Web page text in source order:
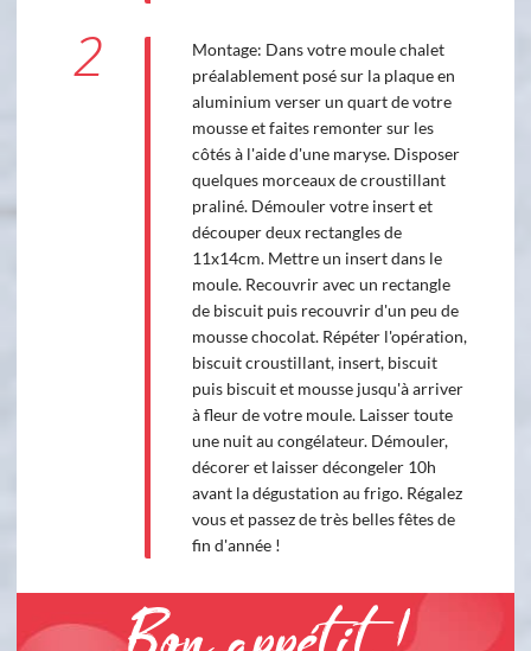
2
Montage: Dans votre moule chalet
préalablement posé sur la plaque en
aluminium verser un quart de votre
mousse et faites remonter sur les
côtés à l'aide d'une maryse. Disposer
quelques morceaux de croustillant
praliné. Démouler votre insert et
découper deux rectangles de
11x14cm. Mettre un insert dans le
moule. Recouvrir avec un rectangle
de biscuit puis recouvrir d'un peu de
mousse chocolat. Répéter l'opération,
biscuit croustillant, insert, biscuit
puis biscuit et mousse jusqu'à arriver
à fleur de votre moule. Laisser toute
une nuit au congélateur. Démouler,
décorer et laisser décongeler 10h
avant la dégustation au frigo. Régalez
vous et passez de très belles fêtes de
fin d'année !